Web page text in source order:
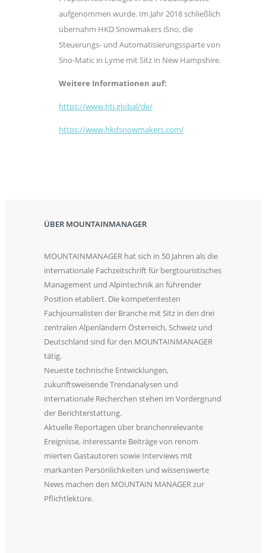
aufgenommen wurde. Im Jahr 2018 schließlich
übernahm HKD Snowmakers iSno, die
Steuerungs- und Automatisierungssparte von
Sno-Matic in Lyme mit Sitz in New Hampshire.
Weitere Informationen auf:
https://www.hti.global/de/
https://www.hkdsnowmakers.com/
ÜBER MOUNTAINMANAGER
MOUNTAINMANAGER hat sich in 50 Jahren als die
internationale Fachzeitschrift für bergtouristisches
Management und Alpintechnik an führender
Position etabliert. Die kompetentesten
Fachjournalisten der Branche mit Sitz in den drei
zentralen Alpenländern Österreich, Schweiz und
Deutschland sind für den MOUNTAINMANAGER
tätig.
Neueste technische Entwicklungen,
zukunftsweisende Trendanalysen und
internationale Recherchen stehen im Vordergrund
der Berichterstattung.
Aktuelle Reportagen über branchenrelevante
Ereignisse, interessante Beiträge von renom
mierten Gastautoren sowie Interviews mit
markanten Persönlichkeiten und wissenswerte
News machen den MOUNTAIN MANAGER zur
Pflichtlektüre.